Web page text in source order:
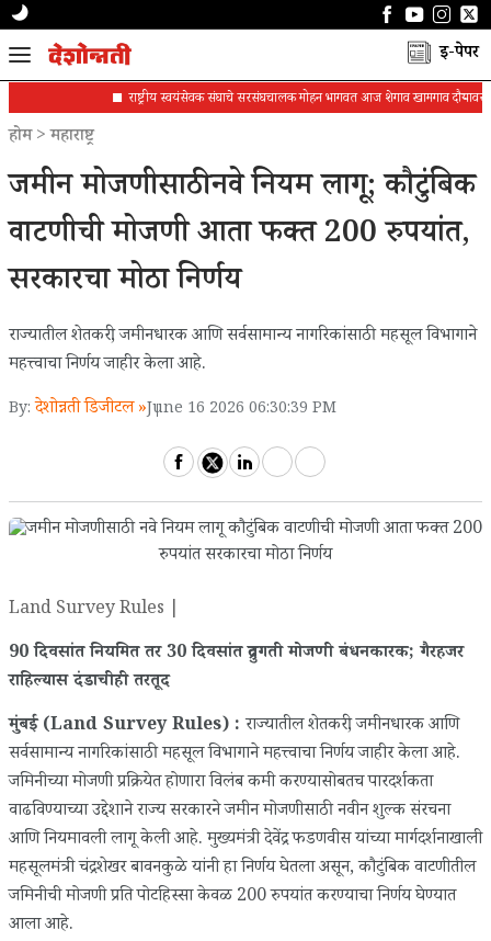
ई-पेपर
राष्ट्रीय स्वयंसेवक संघाचे सरसंघचालक मोहन भागवत आज शेगाव खामगाव दौऱ्यावर
होम>महाराष्ट्र
जमीन मोजणीसाठी नवे नियम लागू; कौटुंबिक
वाटणीची मोजणी आता फक्त 200 रुपयांत,
सरकारचा मोठा निर्णय
राज्यातील शेतकरी, जमीनधारक आणि सर्वसामान्य नागरिकांसाठी महसूल विभागाने
महत्त्वाचा निर्णय जाहीर केला आहे.
By: देशोन्नती डिजीटल »June 16 2026 06:30:39 PM
Land Survey Rules |
90 दिवसांत नियमित तर 30 दिवसांत द्रुतगती मोजणी बंधनकारक; गैरहजर
राहिल्यास दंडाचीही तरतूद
मुंबई (Land Survey Rules) :राज्यातील शेतकरी, जमीनधारक आणि
सर्वसामान्य नागरिकांसाठी महसूल विभागाने महत्त्वाचा निर्णय जाहीर केला आहे.
जमिनीच्या मोजणी प्रक्रियेत होणारा विलंब कमी करण्यासोबतच पारदर्शकता
वाढविण्याच्या उद्देशाने राज्य सरकारने जमीन मोजणीसाठी नवीन शुल्क संरचना
आणि नियमावली लागू केली आहे. मुख्यमंत्री देवेंद्र फडणवीस यांच्या मार्गदर्शनाखाली
महसूलमंत्री चंद्रशेखर बावनकुळे यांनी हा निर्णय घेतला असून, कौटुंबिक वाटणीतील
जमिनीची मोजणी प्रति पोटहिस्सा केवळ 200 रुपयांत करण्याचा निर्णय घेण्यात
आला आहे.